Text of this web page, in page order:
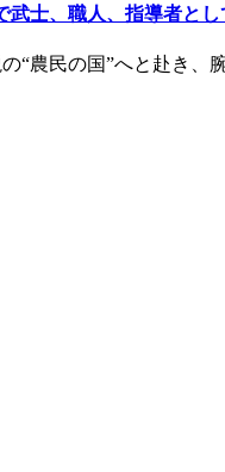
士、職人、指導者とし
農民の国”へと赴き